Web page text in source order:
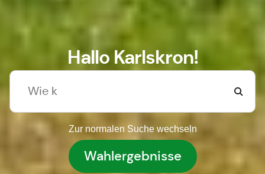
Hallo Karlskron!
Zur normalen Suche wechseln
Wahlergebnisse